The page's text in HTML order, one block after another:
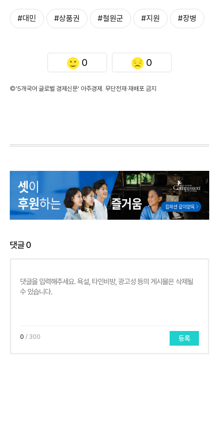
#대민 #상품권 #철원군 #지원 #장병
0 0
©'5개국어 글로벌 경제신문' 아주경제. 무단전재·재배포 금지
댓글0
0 / 300 등록